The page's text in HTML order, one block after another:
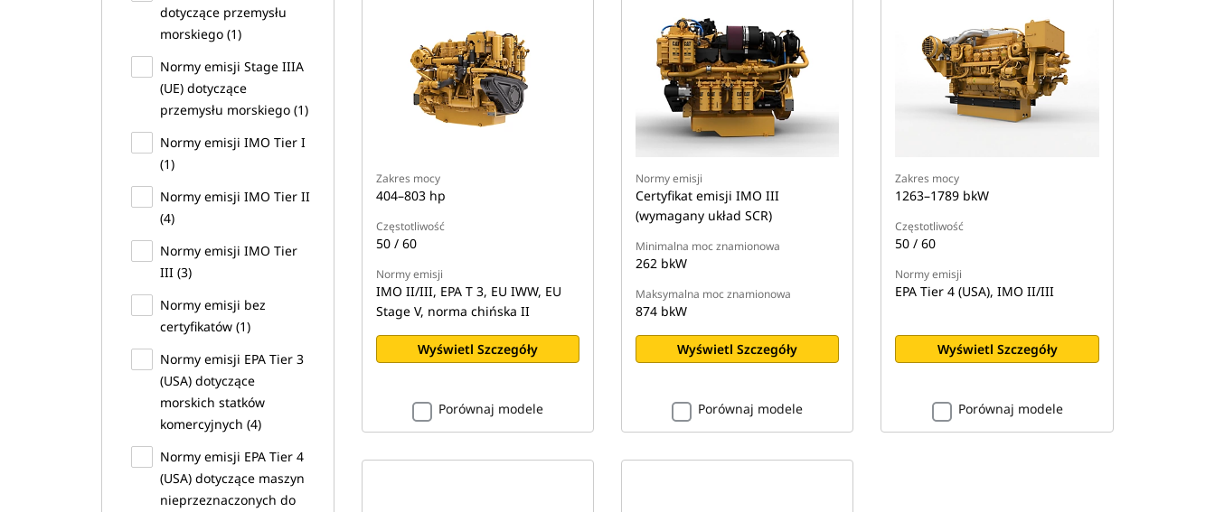
dotyczące przemysłu
morskiego (1)
Normy emisji Stage IIIA
(UE) dotyczące
przemysłu morskiego (1)
Normy emisji IMO Tier I
(1)
Normy emisji IMO Tier II
(4)
Normy emisji IMO Tier
III (3)
Normy emisji bez
certyfikatów (1)
Normy emisji EPA Tier 3
(USA) dotyczące
morskich statków
komercyjnych (4)
Normy emisji EPA Tier 4
(USA) dotyczące maszyn
nieprzeznaczonych do
Zakres mocy
404–803 hp
Częstotliwość
50 / 60
Normy emisji
IMO II/III, EPA T 3, EU IWW, EU
Stage V, norma chińska II
Wyświetl Szczegóły
Porównaj modele
Normy emisji
Certyfikat emisji IMO III
(wymagany układ SCR)
Minimalna moc znamionowa
262 bkW
Maksymalna moc znamionowa
874 bkW
Wyświetl Szczegóły
Porównaj modele
Zakres mocy
1263–1789 bkW
Częstotliwość
50 / 60
Normy emisji
EPA Tier 4 (USA), IMO II/III
Wyświetl Szczegóły
Porównaj modele